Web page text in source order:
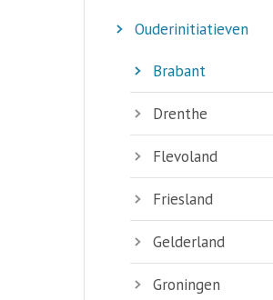
Ouderinitiatieven
Brabant
Drenthe
Flevoland
Friesland
Gelderland
Groningen